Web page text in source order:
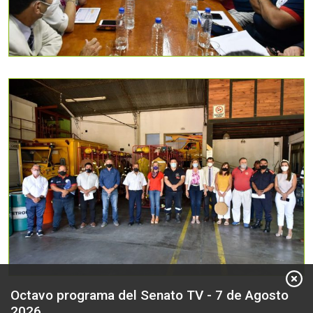
Octavo programa del Senato TV - 7 de Agosto